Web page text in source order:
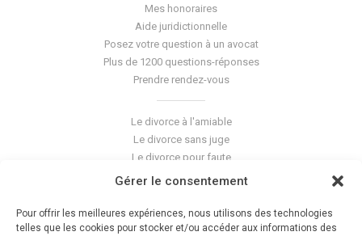
Gérer le consentement
Pour offrir les meilleures expériences, nous utilisons des technologies
telles que les cookies pour stocker et/ou accéder aux informations des
Mes honoraires
Aide juridictionnelle
Posez votre question à un avocat
Plus de 1200 questions-réponses
Prendre rendez-vous
Le divorce à l'amiable
Le divorce sans juge
Le divorce pour faute
Le divorce accepté
La séparation de corps
Les violences conjugales